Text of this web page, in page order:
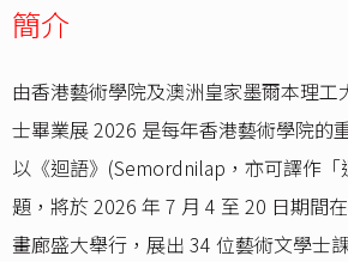
簡介
由香港藝術學院及澳洲皇家墨爾本理工
士畢業展 2026 是每年香港藝術學院的
以《迴語》(Semordnilap，亦可譯作「
題，將於 2026 年 7 月 4 至 20 日期間
畫廊盛大舉行，展出 34 位藝術文學士